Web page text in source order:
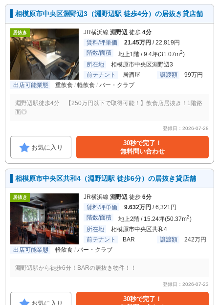
相模原市中央区淵野辺3（淵野辺駅 徒歩4分）の居抜き貸店舗
居抜き JR横浜線 淵野辺 徒歩 4分
賃料/坪単価
21.45万円 / 22,819円
階数/面積
地上1階 / 9.4坪(31.07m2)
所在地
相模原市中央区淵野辺3
前テナント
居酒屋 譲渡額
99万円
出店可能業態
重飲食 軽飲食 バー・クラブ
淵野辺駅徒歩4分 【250万円以下で取得可能！】飲食店居抜き！1階路
面◎
登録日：2026-07-28
お気に入り
30秒で完了！
無料問い合わせ
相模原市中央区共和4（淵野辺駅 徒歩6分）の居抜き貸店舗
居抜き JR横浜線 淵野辺 徒歩 6分
賃料/坪単価
9.632万円 / 6,321円
階数/面積
地上2階 / 15.24坪(50.37m2)
所在地
相模原市中央区共和4
前テナント
BAR 譲渡額
242万円
出店可能業態
軽飲食 バー・クラブ
淵野辺駅から徒歩6分！BARの居抜き物件！！
登録日：2026-07-23
お気に入り
30秒で完了！